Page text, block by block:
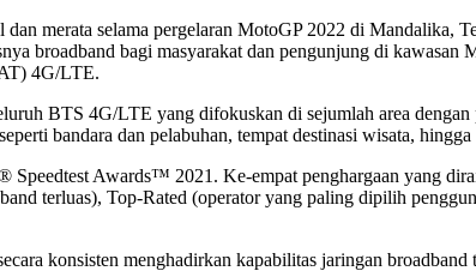
merata selama pergelaran MotoGP 2022 di Mandalika,
broadband bagi masyarakat dan pengunjung di
4G/LTE.
BTS 4G/LTE yang difokuskan di sejumlah area
bandara dan pelabuhan, tempat destinasi wisata,
Speedtest Awards™ 2021. Ke-empat penghargaan yang
terluas), Top-Rated (operator yang paling dipilih
konsisten menghadirkan kapabilitas jaringan broadband